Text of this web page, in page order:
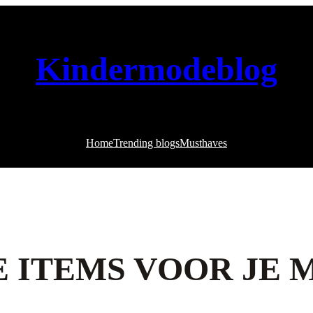
Kindermodeblog
HomeTrending blogsMusthaves
ITEMS VOOR JE